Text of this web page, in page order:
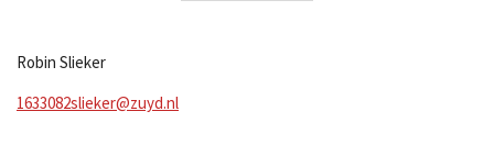
Robin Slieker
1633082slieker@zuyd.nl